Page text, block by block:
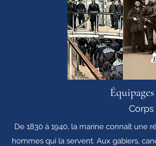
De 1830 à 1940, la marine connaît
hommes qui la servent. Aux gabiers,